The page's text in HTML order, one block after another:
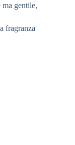
gentile,
fragranza